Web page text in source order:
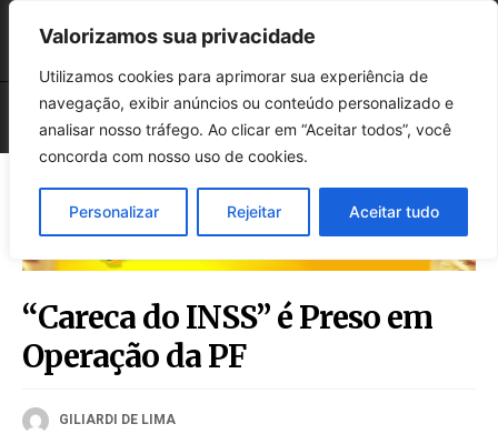
Valorizamos sua privacidade
Utilizamos cookies para aprimorar sua experiência de
navegação, exibir anúncios ou conteúdo personalizado e
analisar nosso tráfego. Ao clicar em “Aceitar todos”, você
concorda com nosso uso de cookies.
Personalizar Rejeitar Aceitar tudo
“Careca do INSS” é Preso em
Operação da PF
GILIARDI DE LIMA